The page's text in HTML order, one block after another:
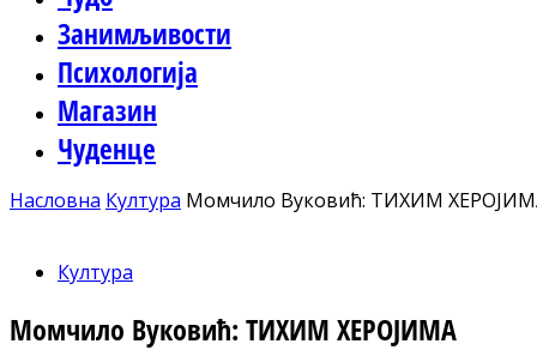
Занимљивости
Психологија
Магазин
Чуденце
Насловна Култура Момчило Вуковић: ТИХИМ
Култура
Момчило Вуковић: ТИХИМ ХЕРОЈИМА